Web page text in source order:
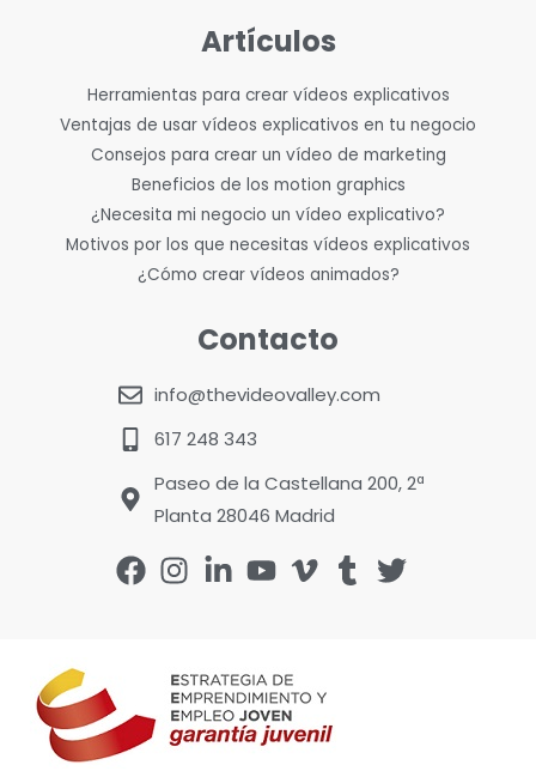
Artículos
Herramientas para crear vídeos explicativos
Ventajas de usar vídeos explicativos en tu negocio
Consejos para crear un vídeo de marketing
Beneficios de los motion graphics
¿Necesita mi negocio un vídeo explicativo?
Motivos por los que necesitas vídeos explicativos
¿Cómo crear vídeos animados?
Contacto
info@thevideovalley.com
617 248 343
Paseo de la Castellana 200, 2ª
Planta 28046 Madrid